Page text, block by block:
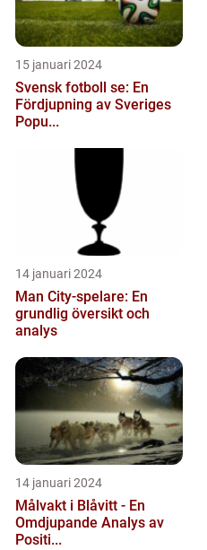
15 januari 2024
Svensk fotboll se: En
Fördjupning av Sveriges
Popu...
14 januari 2024
Man City-spelare: En
grundlig översikt och
analys
14 januari 2024
Målvakt i Blåvitt - En
Omdjupande Analys av
Positi...